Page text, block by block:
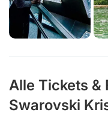
Alle Tickets &
Swarovski